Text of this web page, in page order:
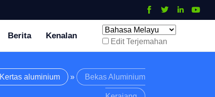
Berita Kenalan
Edit Terjemahan
Kertas aluminium » Bekas Aluminium